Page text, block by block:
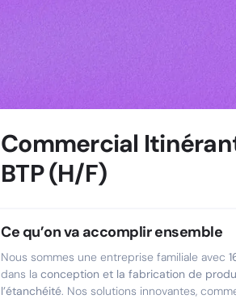
Commercial
BTP (H/F)
Ce qu’on va accomplir ensemble
Nous sommes une entreprise familiale avec
dans la conception et la fabrication de
l’étanchéité. Nos solutions innovantes,